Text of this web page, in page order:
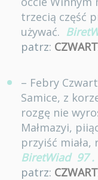
trzecią część
używać.
patrz:
– Febry
Samice, z
rozgę nie
Małmazyi,
przyiść
BiretWiad 97 .
patrz: